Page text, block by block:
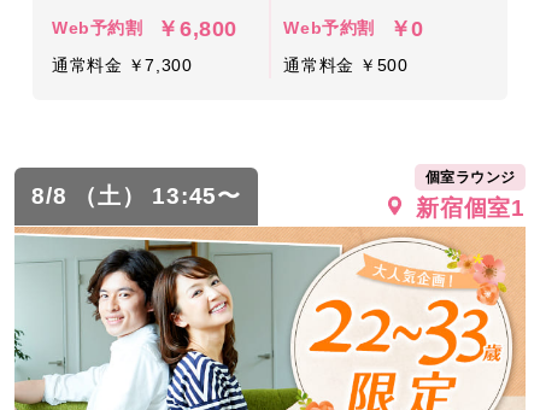
Web予約割 ￥6,800
通常料金 ￥7,300
Web予約割 ￥0
通常料金 ￥500
8/8 （土） 13:45〜
個室ラウンジ
新宿個室1